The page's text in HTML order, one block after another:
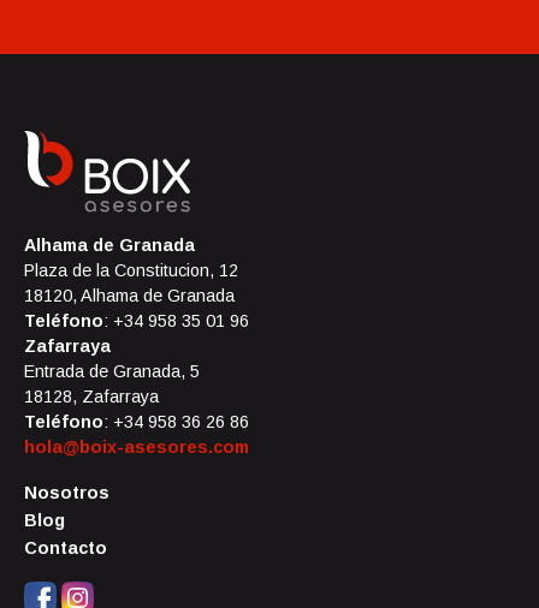
Alhama de Granada
Plaza de la Constitucion, 12
18120, Alhama de Granada
Teléfono: +34 958 35 01 96
Zafarraya
Entrada de Granada, 5
18128, Zafarraya
Teléfono: +34 958 36 26 86
hola@boix-asesores.com
Nosotros
Blog
Contacto